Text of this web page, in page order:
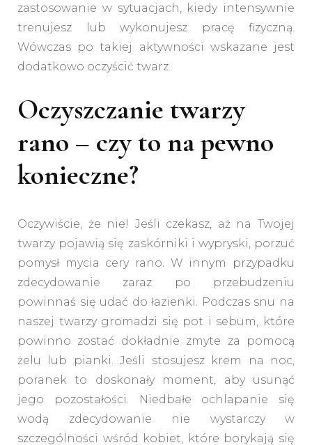
zastosowanie w sytuacjach, kiedy intensywnie
trenujesz lub wykonujesz pracę fizyczną.
Wówczas po takiej aktywności wskazane jest
dodatkowo oczyścić twarz.
Oczyszczanie twarzy
rano – czy to na pewno
konieczne?
Oczywiście, że nie! Jeśli czekasz, aż na Twojej
twarzy pojawią się zaskórniki i wypryski, porzuć
pomysł mycia cery rano. W innym przypadku
zdecydowanie zaraz po przebudzeniu
powinnaś się udać do łazienki. Podczas snu na
naszej twarzy gromadzi się pot i sebum, które
powinno zostać dokładnie zmyte za pomocą
żelu lub pianki. Jeśli stosujesz krem na noc,
poranek to doskonały moment, aby usunąć
jego pozostałości. Niedbałe ochlapanie się
wodą zdecydowanie nie wystarczy w
szczególności wśród kobiet, które borykają się